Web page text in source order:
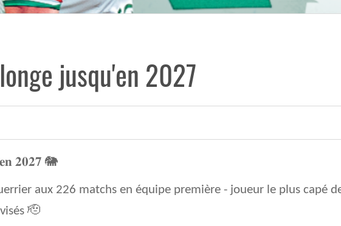
jusqu'en 2027
𝟐𝟎𝟐𝟕 🐘
aux 226 matchs en équipe première - joueur le plus capé
🫡